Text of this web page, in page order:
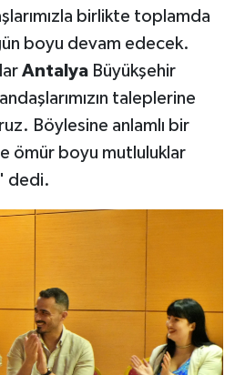
birlikte toplamda
boyu devam edecek.
AntalyaBüyükşehir
taleplerine
Böylesine anlamlı bir
ömür boyu mutluluklar
dedi.